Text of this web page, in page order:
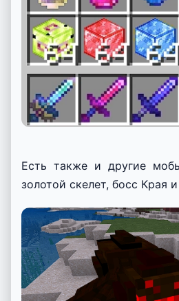
Есть также и другие
золотой скелет, босс Края